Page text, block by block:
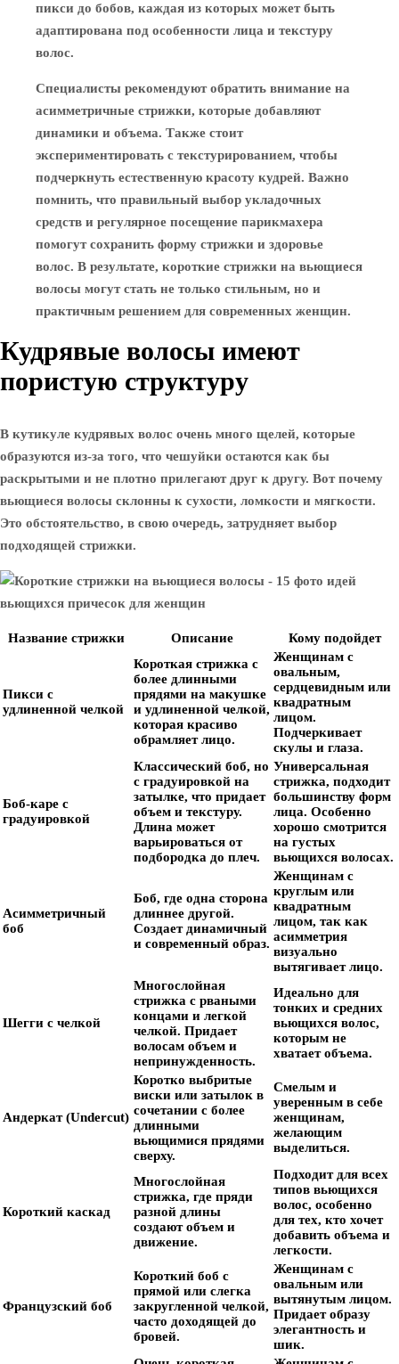
пикси до бобов, каждая из которых может быть
адаптирована под особенности лица и текстуру
волос.
Специалисты рекомендуют обратить внимание на
асимметричные стрижки, которые добавляют
динамики и объема. Также стоит
экспериментировать с текстурированием, чтобы
подчеркнуть естественную красоту кудрей. Важно
помнить, что правильный выбор укладочных
средств и регулярное посещение парикмахера
помогут сохранить форму стрижки и здоровье
волос. В результате, короткие стрижки на вьющиеся
волосы могут стать не только стильным, но и
практичным решением для современных женщин.
Кудрявые волосы имеют
пористую структуру
В кутикуле кудрявых волос очень много щелей, которые
образуются из-за того, что чешуйки остаются как бы
раскрытыми и не плотно прилегают друг к другу. Вот почему
вьющиеся волосы склонны к сухости, ломкости и мягкости.
Это обстоятельство, в свою очередь, затрудняет выбор
подходящей стрижки.
Название стрижки Описание Кому подойдет
Пикси с
удлиненной челкой
Короткая стрижка с
более длинными
прядями на макушке
и удлиненной челкой,
которая красиво
обрамляет лицо.
Женщинам с
овальным,
сердцевидным или
квадратным
лицом.
Подчеркивает
скулы и глаза.
Боб-каре с
градуировкой
Классический боб, но
с градуировкой на
затылке, что придает
объем и текстуру.
Длина может
варьироваться от
подбородка до плеч.
Универсальная
стрижка, подходит
большинству форм
лица. Особенно
хорошо смотрится
на густых
вьющихся волосах.
Асимметричный
боб
Боб, где одна сторона
длиннее другой.
Создает динамичный
и современный образ.
Женщинам с
круглым или
квадратным
лицом, так как
асимметрия
визуально
вытягивает лицо.
Шегги с челкой
Многослойная
стрижка с рваными
концами и легкой
челкой. Придает
волосам объем и
непринужденность.
Идеально для
тонких и средних
вьющихся волос,
которым не
хватает объема.
Андеркат (Undercut)
Коротко выбритые
виски или затылок в
сочетании с более
длинными
вьющимися прядями
сверху.
Смелым и
уверенным в себе
женщинам,
желающим
выделиться.
Короткий каскад
Многослойная
стрижка, где пряди
разной длины
создают объем и
движение.
Подходит для всех
типов вьющихся
волос, особенно
для тех, кто хочет
добавить объема и
легкости.
Французский боб
Короткий боб с
прямой или слегка
закругленной челкой,
часто доходящей до
бровей.
Женщинам с
овальным или
вытянутым лицом.
Придает образу
элегантность и
шик.